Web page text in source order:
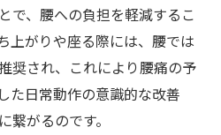
で、腰への負担を軽減するこ
上がりや座る際には、腰では
奨され、これにより腰痛の予
た日常動作の意識的な改善
がるのです。